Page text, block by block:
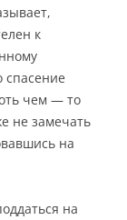
к
спасение
чем — то
не замечать
на
на